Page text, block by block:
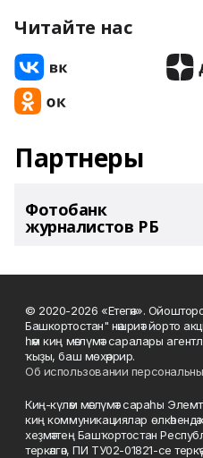
Читайте нас
Партнеры
Фотобанк
журналистов РБ
© 2020-2026 «Етегән».
Башкортостан" нәшриәт йорто
һәм киң мәғлүмәт саралары
ҡыҙы, баш мөхәррир.
Об использовании
Киң-күләм мәғлүмәт сараһы
киң коммуникациялар өлкәһендә
хеҙмәттең Башҡортостан
теркәлгән, ПИ ТУ02-01821-се